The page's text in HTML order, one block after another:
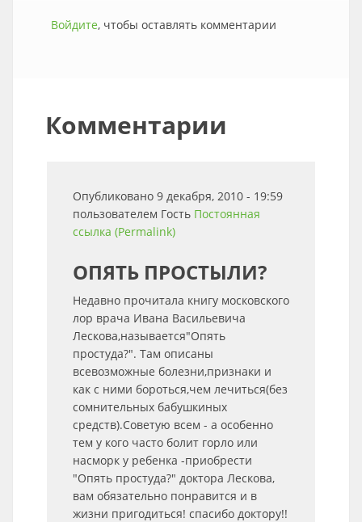
Войдите, чтобы оставлять комментарии
Комментарии
Опубликовано 9 декабря, 2010 - 19:59
пользователем Гость Постоянная
ссылка (Permalink)
ОПЯТЬ ПРОСТЫЛИ?
Недавно прочитала книгу московского
лор врача Ивана Васильевича
Лескова,называется"Опять
простуда?". Там описаны
всевозможные болезни,признаки и
как с ними бороться,чем лечиться(без
сомнительных бабушкиных
средств).Советую всем - а особенно
тем у кого часто болит горло или
насморк у ребенка -приобрести
"Опять простуда?" доктора Лескова,
вам обязательно понравится и в
жизни пригодиться! спасибо доктору!!